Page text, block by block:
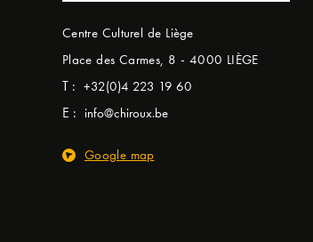
Centre Culturel de Liège
Place des Carmes, 8 - 4000 LIÈGE
T : +32(0)4 223 19 60
E : info@chiroux.be
Google map